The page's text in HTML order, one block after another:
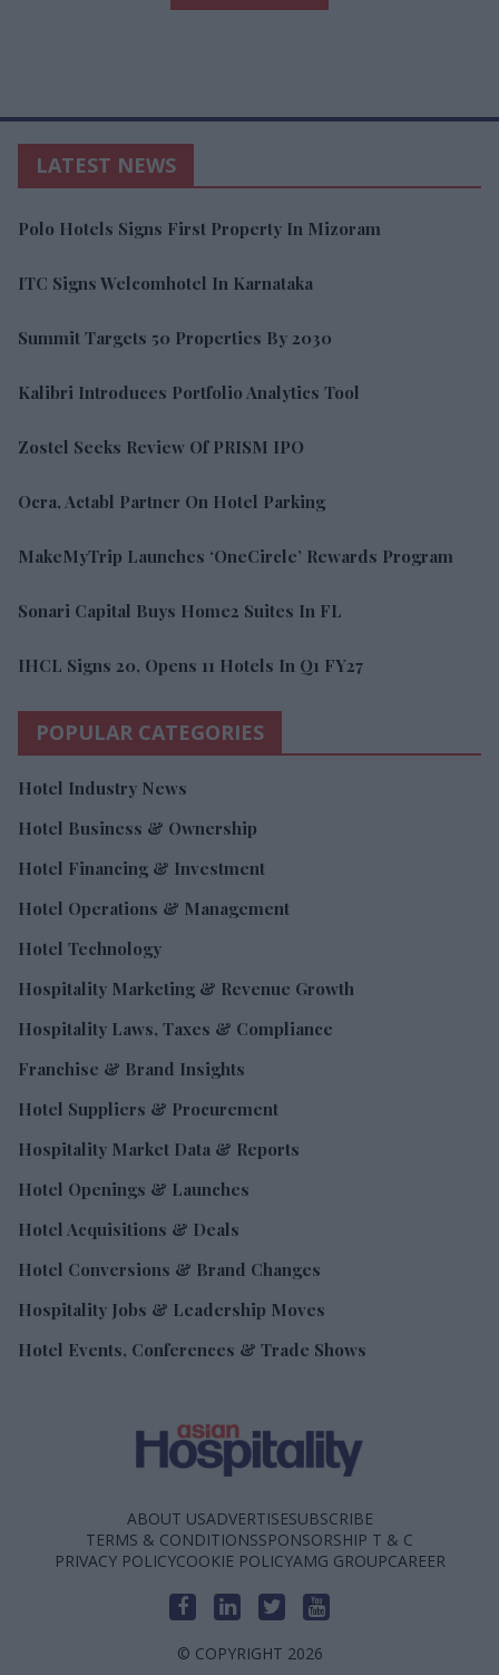
LATEST NEWS
Polo Hotels Signs First Property In Mizoram
ITC Signs Welcomhotel In Karnataka
Summit Targets 50 Properties By 2030
Kalibri Introduces Portfolio Analytics Tool
Zostel Seeks Review Of PRISM IPO
Ocra, Actabl Partner On Hotel Parking
MakeMyTrip Launches ‘OneCircle’ Rewards Program
Sonari Capital Buys Home2 Suites In FL
IHCL Signs 20, Opens 11 Hotels In Q1 FY27
POPULAR CATEGORIES
Hotel Industry News
Hotel Business & Ownership
Hotel Financing & Investment
Hotel Operations & Management
Hotel Technology
Hospitality Marketing & Revenue Growth
Hospitality Laws, Taxes & Compliance
Franchise & Brand Insights
Hotel Suppliers & Procurement
Hospitality Market Data & Reports
Hotel Openings & Launches
Hotel Acquisitions & Deals
Hotel Conversions & Brand Changes
Hospitality Jobs & Leadership Moves
Hotel Events, Conferences & Trade Shows
ABOUT USADVERTISESUBSCRIBE
TERMS & CONDITIONSSPONSORSHIP T & C
PRIVACY POLICYCOOKIE POLICYAMG GROUPCAREER
© COPYRIGHT 2026